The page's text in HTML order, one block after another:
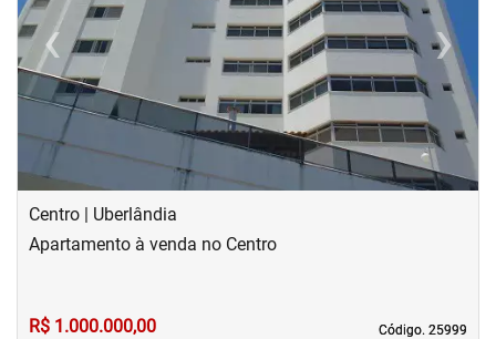
‹Previous ›Next
Centro | Uberlândia
Código. 25999
Código. 25999
Apartamento à venda no Centro
R$ 1.000.000,00